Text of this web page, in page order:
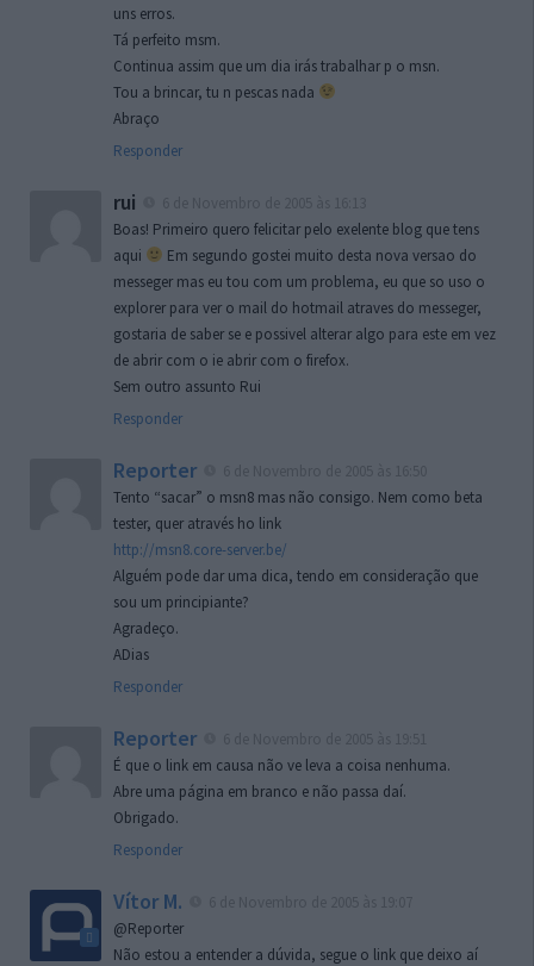
uns erros.
Tá perfeito msm.
Continua assim que um dia irás trabalhar p o msn.
Tou a brincar, tu n pescas nada
Abraço
Responder
rui
Boas! Primeiro quero felicitar pelo exelente blog que tens
aqui
Em segundo gostei muito desta nova versao do
messeger mas eu tou com um problema, eu que so uso o
explorer para ver o mail do hotmail atraves do messeger,
gostaria de saber se e possivel alterar algo para este em vez
de abrir com o ie abrir com o firefox.
Sem outro assunto Rui
Responder
Reporter
Tento “sacar” o msn8 mas não consigo. Nem como beta
tester, quer através ho link
http://msn8.core-server.be/
Alguém pode dar uma dica, tendo em consideração que
sou um principiante?
Agradeço.
ADias
Responder
Reporter
É que o link em causa não ve leva a coisa nenhuma.
Abre uma página em branco e não passa daí.
Obrigado.
Responder
Vítor M.
@Reporter
Não estou a entender a dúvida, segue o link que deixo aí